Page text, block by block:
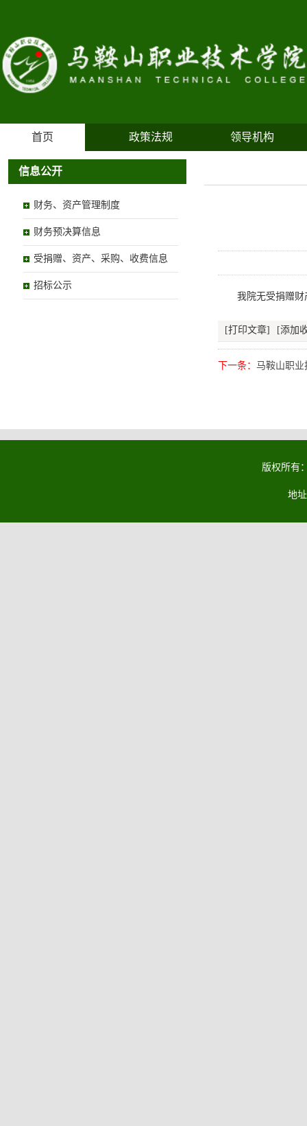
首页 政策法规 领导机构
信息公开
财务、资产管理制度
财务预决算信息
受捐赠、资产、采购、收费信息
招标公示
我院无受捐赠
[打印文章] [添加
下一条： 马鞍山职业
版权所有
地